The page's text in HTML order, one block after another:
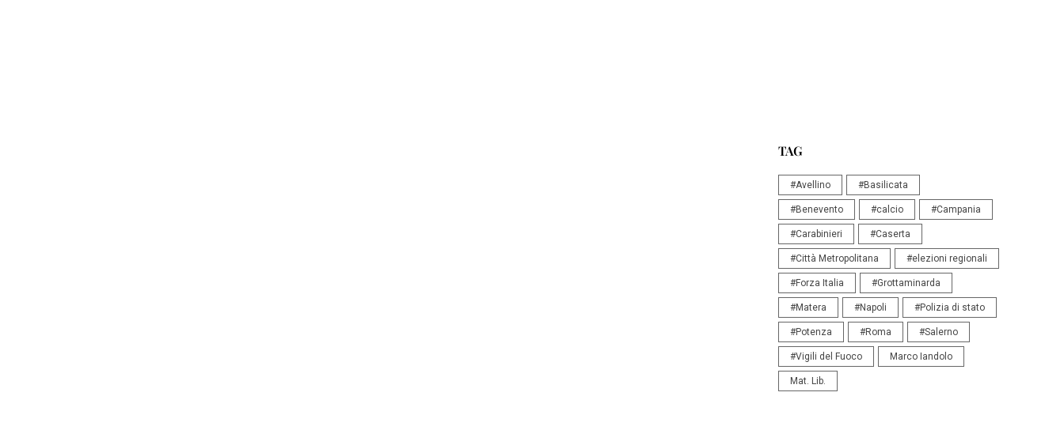
TAG
#Avellino #Basilicata
#Benevento #calcio #Campania
#Carabinieri #Caserta
#Città Metropolitana #elezioni regionali
#Forza Italia #Grottaminarda
#Matera #Napoli #Polizia di stato
#Potenza #Roma #Salerno
#Vigili del Fuoco Marco Iandolo
Mat. Lib.